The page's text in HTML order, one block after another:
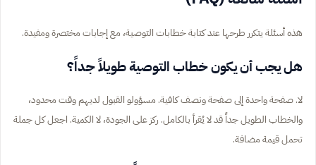
هذه أسئلة يتكرر طرحها عند كتابة خطابات التوصية، مع إجابات مختصرة ومفيدة.
هل يجب أن يكون خطاب التوصية طويلاً جداً؟
لا. صفحة واحدة إلى صفحة ونصف كافية. مسؤولو القبول لديهم وقت محدود،
والخطاب الطويل جداً قد لا يُقرأ بالكامل. ركز على الجودة، لا الكمية. اجعل كل جملة
تحمل قيمة مضافة.